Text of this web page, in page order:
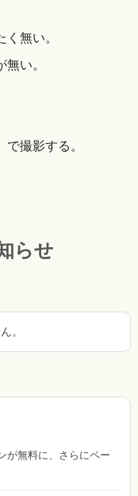
く無い。
い。
撮影する。
らせ
。
が無料に、さらにペー